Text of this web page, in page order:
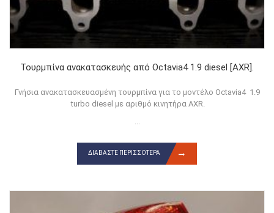
Τουρμπίνα ανακατασκευής από Octavia4 1.9 diesel [AXR].
Γνήσια ανακατασκευασμένη τουρμπίνα για το μοντέλο Octavia4 1.9
turbo diesel με αριθμό κινητήρα AXR.
...
ΔΙΑΒΆΣΤΕ ΠΕΡΙΣΣΌΤΕΡΑ